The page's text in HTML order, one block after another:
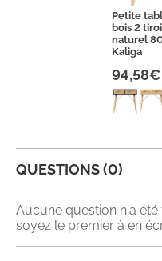
Petite
bois 2
naturel
Kaliga
94,58€
QUESTIONS (0)
Aucune question n'a
soyez le premier à en